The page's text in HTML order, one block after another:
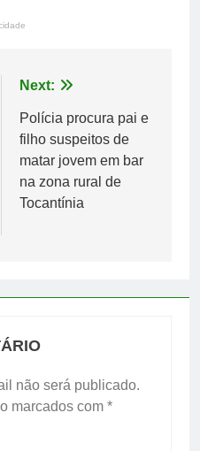
Next:
Polícia procura pai e
filho suspeitos de
matar jovem em bar
na zona rural de
Tocantínia
não será publicado.
marcados com *